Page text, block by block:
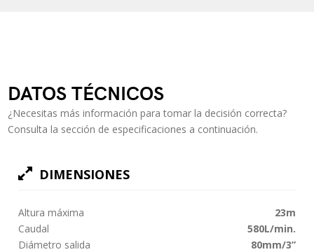
DATOS TÉCNICOS
¿Necesitas más información para tomar la decisión correcta?
Consulta la sección de especificaciones a continuación.
DIMENSIONES
Altura máxima
23m
Caudal
580L/min.
Diámetro salida
80mm/3”